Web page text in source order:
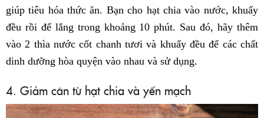
giúp tiêu hóa thức ăn. Bạn cho hạt chia vào nước, khuấy
đều rồi để lắng trong khoảng 10 phút. Sau đó, hãy thêm
vào 2 thìa nước cốt chanh tươi và khuấy đều để các chất
dinh dưỡng hòa quyện vào nhau và sử dụng.
4. Giảm cân từ hạt chia và yến mạch